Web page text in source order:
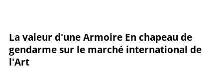
La valeur d'une Armoire En chapeau de
gendarme sur le marché international de
l'Art